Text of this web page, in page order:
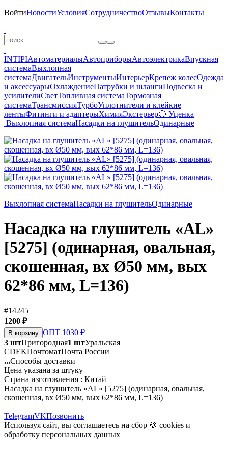
ВойтиНовостиУсловияСотрудничествоОтзывыКонтакты
INTIPIАвтоматериалыАвтоприборыАвтоэлектрикаВпускная
системаВыхлопная
системаДвигательИнструментыИнтерьерКрепеж колесОдежда
и аксессуарыОхлаждениеПатрубки и шлангиПодвеска и
усилителиСветТопливная системаТормозная
системаТрансмиссияТурбоУплотнители и клейкие
лентыФитинги и адаптерыХимияЭкстерьер🔴 Уценка
Выхлопная системаНасадки на глушительОдинарные
Выхлопная системаНасадки на глушительОдинарные
Насадка на глушитель «AL»
[5275] (одинарная, овальная,
скошенная, вх Ø50 мм, вых
62*86 мм, L=136)
#14245
1200 ₽
В корзину ОПТ 1030 ₽
3 штПригородная1 штУральская
CDEKПочтоматПочта России
...Способы доставки
Цена указана за штуку
Страна изготовления : Китай
Насадка на глушитель «AL» [5275] (одинарная, овальная,
скошенная, вх Ø50 мм, вых 62*86 мм, L=136)
TelegramVKПозвонить
Используя сайт, вы соглашаетесь на сбор 🍪 cookies и
обработку персональных данных